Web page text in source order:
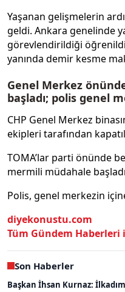
Yaşanan gelişmelerin
geldi. Ankara genelinde
görevlendirildiği
yanında demir kesme
Genel Merkez
başladı; polis genel
CHP Genel Merkez
ekipleri tarafından
TOMA’lar parti önünde
mermili müdahale
Polis, genel merkezin
diyekonustu.com
Tüm Gündem Haberleri
Son Haberler
Başkan İhsan Kurnaz: